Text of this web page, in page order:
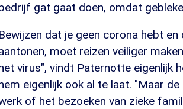
gat gaat doen, omdat
Bewijzen dat je geen corona hebt
moet reizen veiliger
virus", vindt Paternotte eigenlijk
eigenlijk ook al te laat. "Maar
of het bezoeken van zieke